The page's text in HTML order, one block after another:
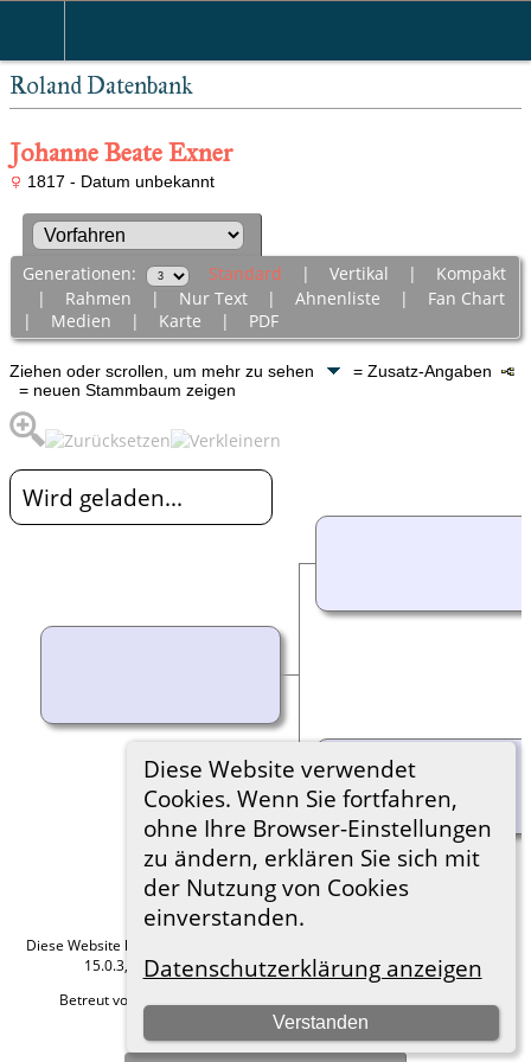
Roland Datenbank
Diese Website verwendet
Cookies. Wenn Sie fortfahren,
ohne Ihre Browser-Einstellungen
zu ändern, erklären Sie sich mit
der Nutzung von Cookies
einverstanden.
Datenschutzerklärung anzeigen
Verstanden
Johanne Beate Exner
1817 - Datum unbekannt
Generationen: Standard | Vertikal | Kompakt
| Rahmen | Nur Text| Ahnenliste | Fan Chart
| Medien | Karte | PDF
Ziehen oder scrollen, um mehr zu sehen
= Zusatz-Angaben
= neuen Stammbaum zeigen
Wird geladen...
Diese Website läuft mit
15.0.3, programmiert von Darrin Lythgoe © 2001-2026.
Betreut von
Hier geht es zum Impressum